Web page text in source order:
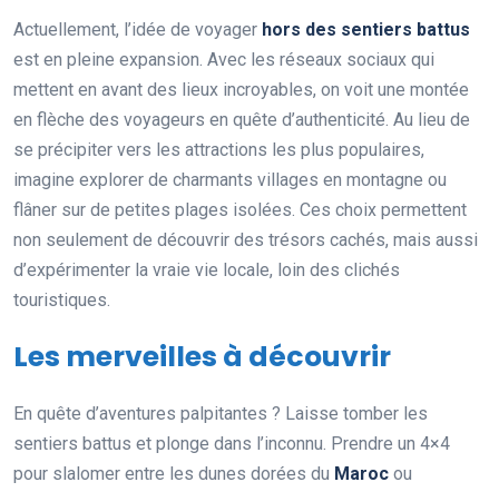
Actuellement, l’idée de voyager hors des sentiers battus
est en pleine expansion. Avec les réseaux sociaux qui
mettent en avant des lieux incroyables, on voit une montée
en flèche des voyageurs en quête d’authenticité. Au lieu de
se précipiter vers les attractions les plus populaires,
imagine explorer de charmants villages en montagne ou
flâner sur de petites plages isolées. Ces choix permettent
non seulement de découvrir des trésors cachés, mais aussi
d’expérimenter la vraie vie locale, loin des clichés
touristiques.
Les merveilles à découvrir
En quête d’aventures palpitantes ? Laisse tomber les
sentiers battus et plonge dans l’inconnu. Prendre un 4×4
pour slalomer entre les dunes dorées du Maroc ou